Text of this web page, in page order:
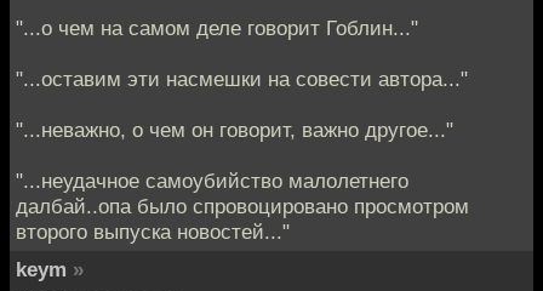
"...о чем на самом деле говорит Гоблин..."
"...оставим эти насмешки на совести автора..."
"...неважно, о чем он говорит, важно другое..."
"...неудачное самоубийство малолетнего
далбай..опа было спровоцировано просмотром
второго выпуска новостей..."
keym »